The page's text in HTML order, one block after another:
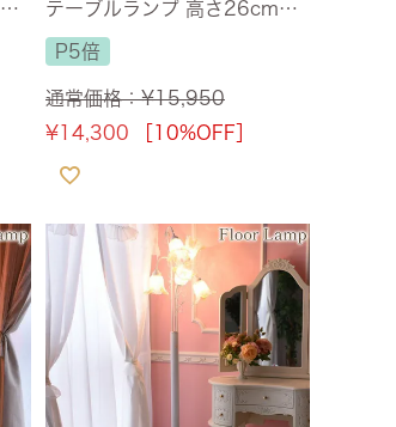
テーブルランプ 高さ26cm
【送料無料】
P5倍
通常価格：¥15,950
¥14,300 ［10%OFF］